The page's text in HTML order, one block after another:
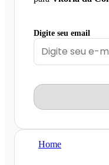
Digite seu email
Home